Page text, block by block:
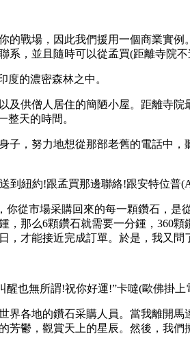
戰場，因此我們援用一個商業實例
，並且隨時可以從孟買(距離寺院不
的濃密森林之中。
僧人居住的簡陋小屋。距離寺院
整天的時間。
，努力地想從那部老舊的電話中，
紐約!跟孟買那邊聯絡!跟安特位普
市場采購回來的每一顆鑽石，是
那么6顆鑽石就需要一分鍾，360
，才能接近完成訂單。於是，我又問
也無所謂!祝你好運!”卡噠(歐佛掛上
各地的鑽石采購人員。當我離開馬
芳鬱，觀賞天上的星辰。然後，我